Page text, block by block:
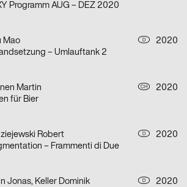
Programm AUG – DEZ 2020
Mao D
2020
– Umlauftank 2
Martin CH
2020
für Bier
Robert D
2020
– Frammenti di Due
Jonas, Keller Dominik D
2020